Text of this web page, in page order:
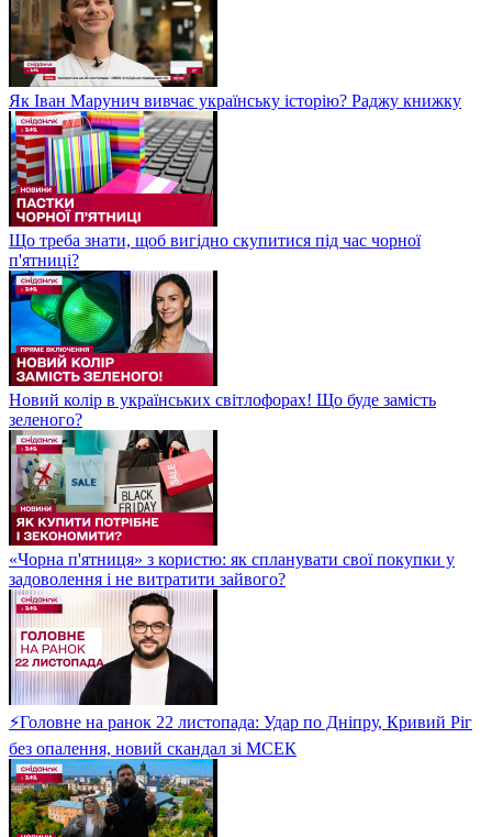
Як Іван Марунич вивчає українську історію? Раджу книжку
Що треба знати, щоб вигідно скупитися під час чорної
п'ятниці?
Новий колір в українських світлофорах! Що буде замість
зеленого?
«Чорна п'ятниця» з користю: як спланувати свої покупки у
задоволення і не витратити зайвого?
⚡Головне на ранок 22 листопада: Удар по Дніпру, Кривий Ріг
без опалення, новий скандал зі МСЕК